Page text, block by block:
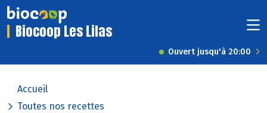
Biocoop Les Lilas
Ouvert jusqu'à 20:00
Accueil
Toutes nos recettes